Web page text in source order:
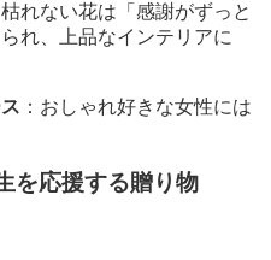
枯れない花は「感謝がずっと
れ、上品なインテリアに
：おしゃれ好きな女性には
を応援する贈り物